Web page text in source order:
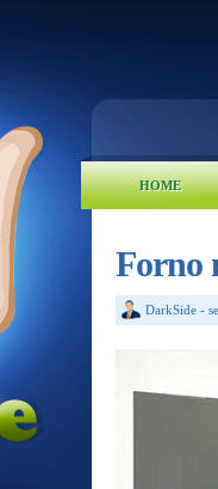
HOME
Forno
DarkSide -